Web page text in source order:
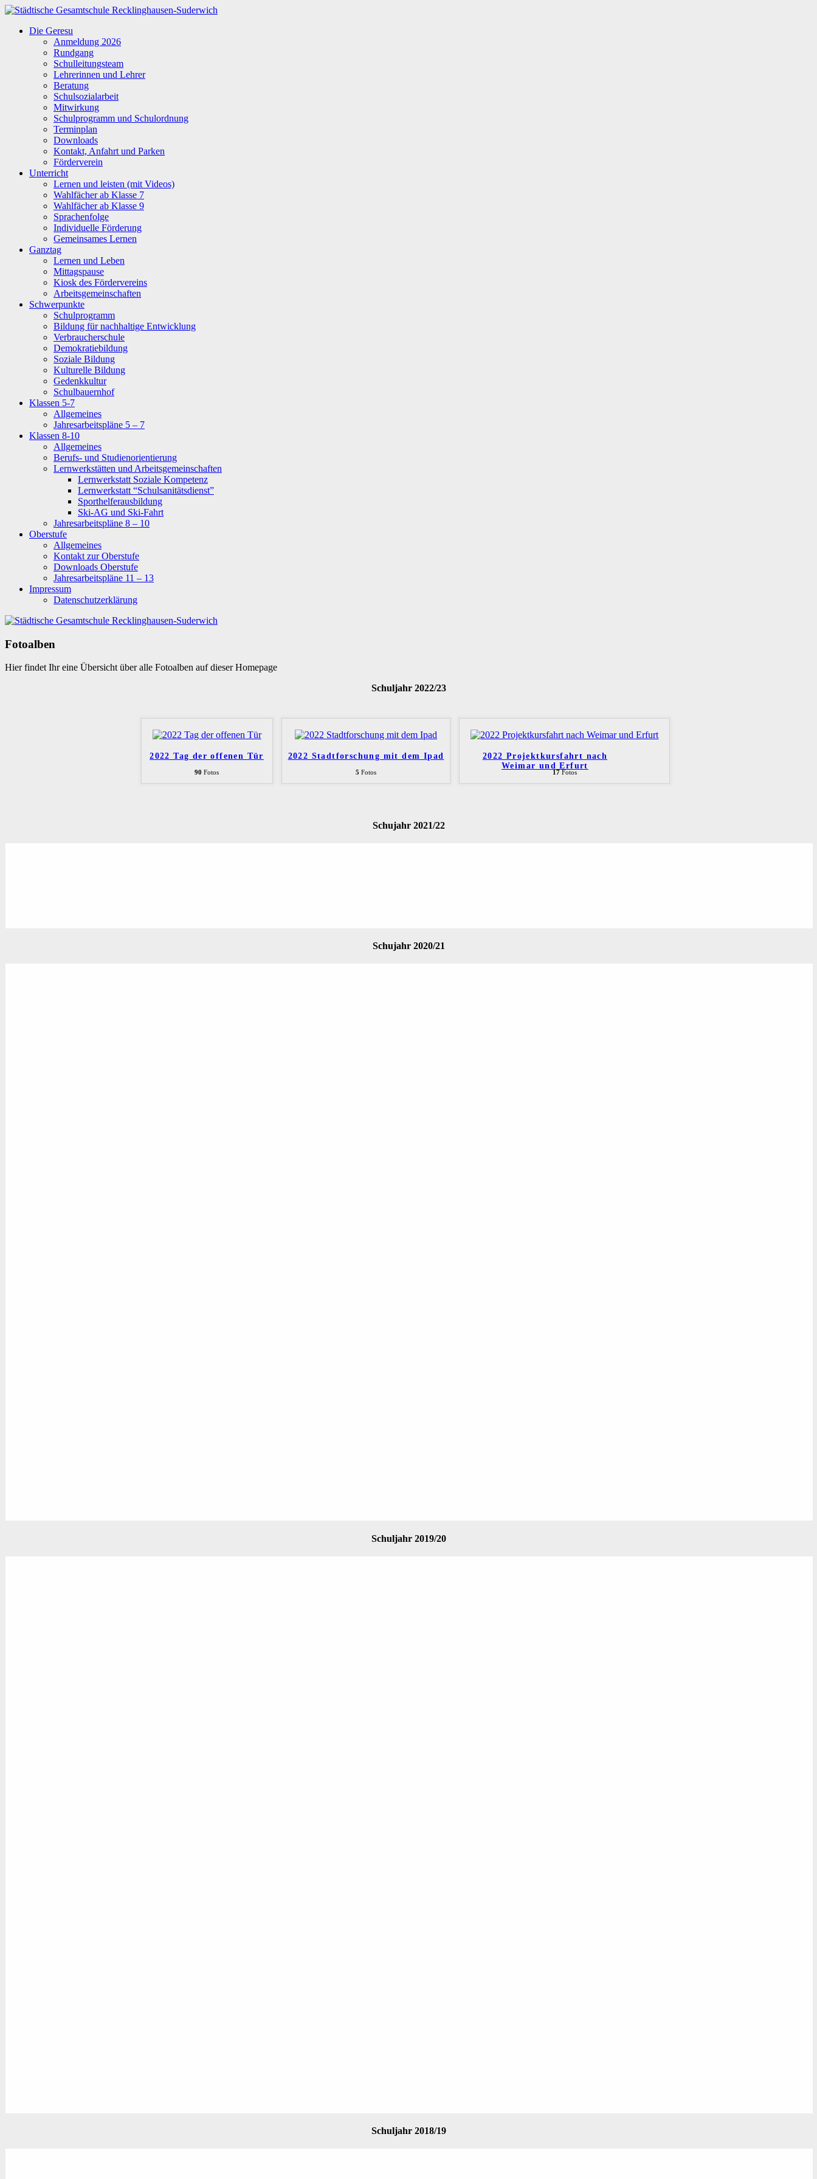
Zum
springen
Städtische
Gesamtschule
Recklinghausen-
Suderwich
Die Geresu
Anmeldung 2026
Rundgang
Schulleitungsteam
Lehrerinnen und Lehrer
Beratung
Schulsozialarbeit
Mitwirkung
Schulprogramm und Schulordnung
Terminplan
Downloads
Kontakt, Anfahrt und Parken
Förderverein
Unterricht
Lernen und leisten (mit Videos)
Wahlfächer ab Klasse 7
Wahlfächer ab Klasse 9
Sprachenfolge
Individuelle Förderung
Gemeinsames Lernen
Ganztag
Lernen und Leben
Mittagspause
Kiosk des Fördervereins
Arbeitsgemeinschaften
Schwerpunkte
Schulprogramm
Bildung für nachhaltige Entwicklung
Verbraucherschule
Demokratiebildung
Soziale Bildung
Kulturelle Bildung
Gedenkkultur
Schulbauernhof
Klassen 5-7
Allgemeines
Jahresarbeitspläne 5 – 7
Klassen 8-10
Allgemeines
Berufs- und Studienorientierung
Lernwerkstätten und Arbeitsgemeinschaften
Lernwerkstatt Soziale Kompetenz
Lernwerkstatt “Schulsanitätsdienst”
Sporthelferausbildung
Ski-AG und Ski-Fahrt
Jahresarbeitspläne 8 – 10
Oberstufe
Allgemeines
Kontakt zur Oberstufe
Downloads Oberstufe
Jahresarbeitspläne 11 – 13
Impressum
Datenschutzerklärung
Fotoalben
Hier findet Ihr eine Übersicht über alle Fotoalben auf dieser Homepage
Schuljahr 2022/23
2022 Tag der offenen Tür
90 Fotos
2022 Stadtforschung mit dem Ipad
5 Fotos
2022 Projektkursfahrt nach
Weimar und Erfurt
17Fotos
Schujahr 2021/22
Schujahr 2020/21
Schuljahr 2019/20
Schuljahr 2018/19